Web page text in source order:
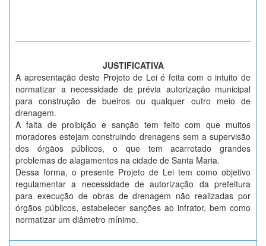
JUSTIFICATIVA
A apresentação deste Projeto de Lei é feita com o intuito de
normatizar a necessidade de prévia autorização municipal
para construção de bueiros ou qualquer outro meio de
drenagem.
A falta de proibição e sanção tem feito com que muitos
moradores estejam construindo drenagens sem a supervisão
dos órgãos públicos, o que tem acarretado grandes
problemas de alagamentos na cidade de Santa Maria.
Dessa forma, o presente Projeto de Lei tem como objetivo
regulamentar a necessidade de autorização da prefeitura
para execução de obras de drenagem não realizadas por
órgãos públicos, estabelecer sanções ao infrator, bem como
normatizar um diâmetro mínimo.